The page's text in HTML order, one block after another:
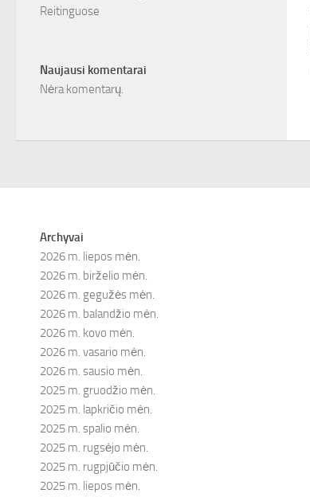
Reitinguose
Naujausi komentarai
Nėra komentarų.
Archyvai
2026 m. liepos mėn.
2026 m. birželio mėn.
2026 m. gegužės mėn.
2026 m. balandžio mėn.
2026 m. kovo mėn.
2026 m. vasario mėn.
2026 m. sausio mėn.
2025 m. gruodžio mėn.
2025 m. lapkričio mėn.
2025 m. spalio mėn.
2025 m. rugsėjo mėn.
2025 m. rugpjūčio mėn.
2025 m. liepos mėn.